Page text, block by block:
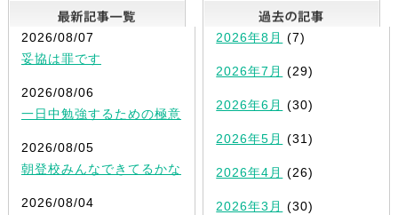
最新記事一覧
2026/08/07
妥協は罪です
2026/08/06
一日中勉強するための極意
2026/08/05
朝登校みんなできてるかな
2026/08/04
2026年8月 (7)
2026年7月 (29)
2026年6月 (30)
2026年5月 (31)
2026年4月 (26)
2026年3月 (30)